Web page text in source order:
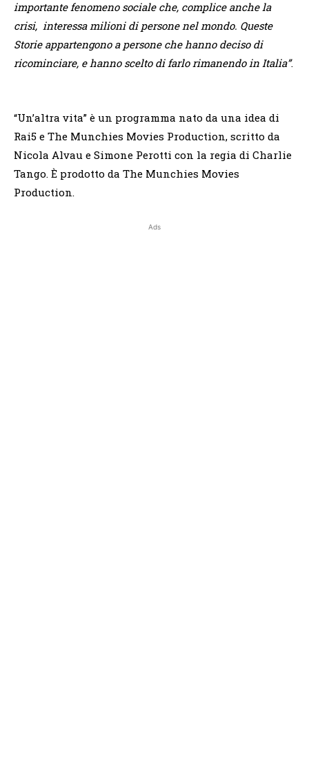
importante fenomeno sociale che, complice anche la
crisi, interessa milioni di persone nel mondo. Queste
Storie appartengono a persone che hanno deciso di
ricominciare, e hanno scelto di farlo rimanendo in Italia”.
“Un’altra vita” è un programma nato da una idea di
Rai5 e The Munchies Movies Production, scritto da
Nicola Alvau e Simone Perotti con la regia di Charlie
Tango. È prodotto da The Munchies Movies
Production.
Ads